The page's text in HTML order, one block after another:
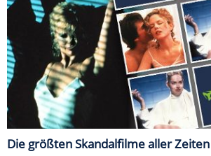
Die größten Skandalfilme aller Zeiten